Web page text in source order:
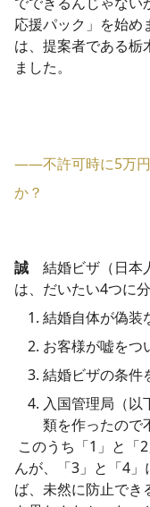
応援パック」​ を始め
は、提案者である栃
ました。
――不許可時に5万円
か？
誠 結婚ビザ（日本
は、だいたい4つに
結婚自体が偽装
お客様が嘘をつ
結婚ビザの条件
入国管理局（以
類を作ったので
このうち「1」と「
んが、「3」と「4
ば、未然に防止でき